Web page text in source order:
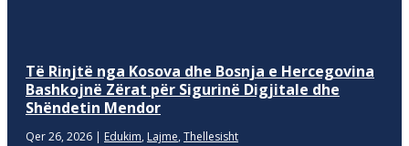
Të Rinjtë nga Kosova dhe Bosnja e Hercegovina
Bashkojnë Zërat për Sigurinë Digjitale dhe
Shëndetin Mendor
Qer 26, 2026 | Edukim, Lajme, Thellesisht